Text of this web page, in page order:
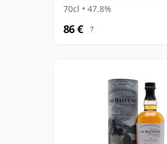
of Curious Casks
70cl • 47.8%
86 € ?